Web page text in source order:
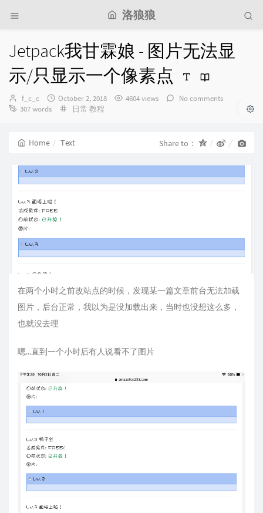
洛狼狼
Jetpack我甘霖娘 - 图片无法显
示/只显示一个像素点
Author：
f_c_c
发
布
October 2, 2018 4604 views
No comments
307 words
Categories：
日常 教程
Home Text Share to：
在两个小时之前改站点的时候，发现某一篇文章前台无法加载
图片，后台正常，我以为是没加载出来，当时也没想这么多，
也就没去理
嗯...直到一个小时后有人说看不了图片